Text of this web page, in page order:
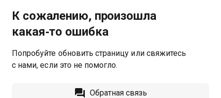
К сожалению, произошла
какая‑то ошибка
Попробуйте обновить страницу или свяжитесь
с нами, если это не помогло.
Обратная связь